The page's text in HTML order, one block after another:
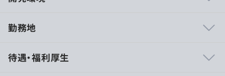
勤務地
待遇・福利厚生